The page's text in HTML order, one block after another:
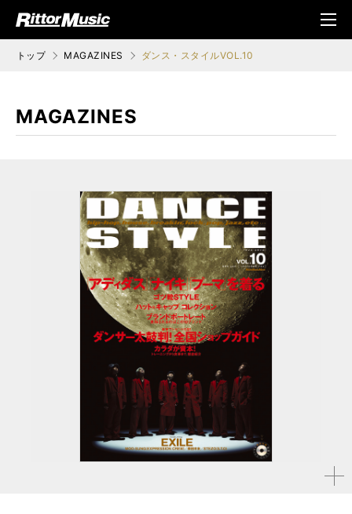
ジック (Rittor Musi
メニ
ュ
トップ MAGAZINES ダンス・スタイルVOL.10
MAGAZINES
拡大す